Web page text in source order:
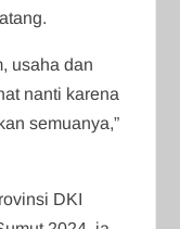
usaha dan
nanti karena
semuanya,”
DKI